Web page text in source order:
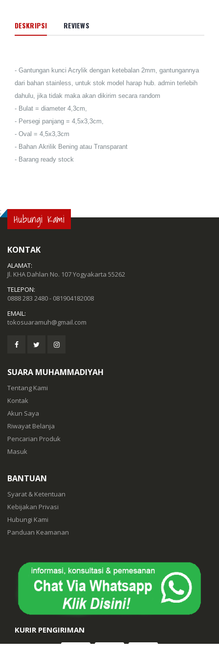
DESKRIPSI REVIEWS
- Gantungan kunci Acrylik dengan ketebalan 2mm, gantungannya
dari bahan stainless, untuk stok model harap hub. admin terlebih
dahulu, jika tidak maka akan dikirim secara random
- Bulat = diameter 4,3cm,
- Persegi panjang = 4,5x3,3cm,
- Oval = 4,5x3,3cm
- Bahan Akrilik Bening atau Transparant
- Barang ready stock
; Hubungi Kami
KONTAK
ALAMAT:
Jl. KHA Dahlan No. 107 Yogyakarta 55262
TELEPON:
0888 283 2480 - 081904182008
EMAIL:
tokosuaramuh@gmail.com
SUARA MUHAMMADIYAH
Tentang Kami
Kontak
Akun Saya
Riwayat Belanja
Pencarian Produk
Masuk
BANTUAN
Syarat & Ketentuan
Kebijakan Privasi
Hubungi Kami
Panduan Keamanan
KURIR PENGIRIMAN